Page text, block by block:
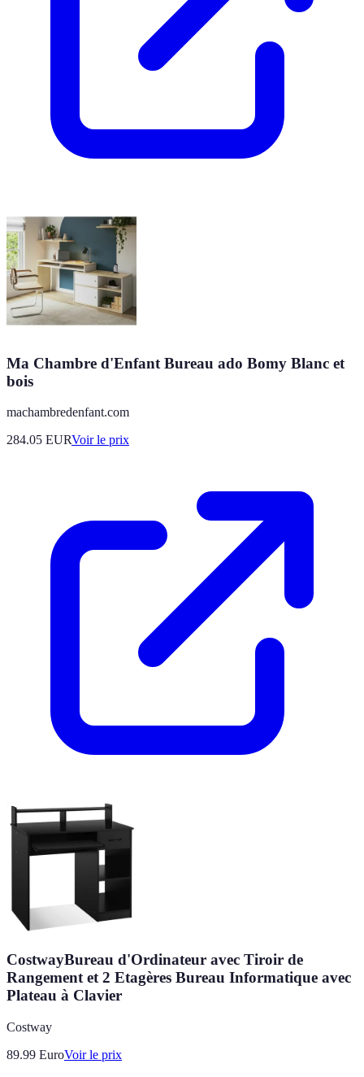
Ma Chambre d'Enfant Bureau ado Bomy Blanc et
bois
machambredenfant.com
284.05 EURVoir le prix
CostwayBureau d'Ordinateur avec Tiroir de
Rangement et 2 Etagères Bureau Informatique avec
Plateau à Clavier
Costway
89.99 EuroVoir le prix